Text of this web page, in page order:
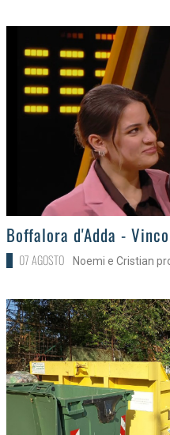
>
Boffalora d'Adda -
07 AGOSTO Noemi e Cristian